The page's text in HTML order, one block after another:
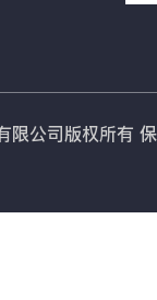
公司版权所有